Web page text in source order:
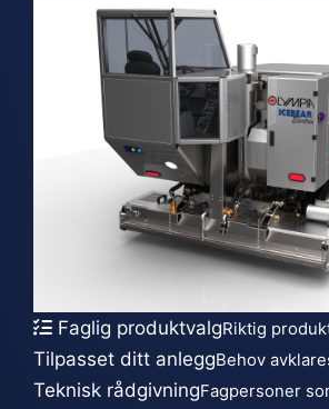
Faglig produktvalgRiktig
Tilpasset ditt anleggBehov
Teknisk rådgivningFagpersoner